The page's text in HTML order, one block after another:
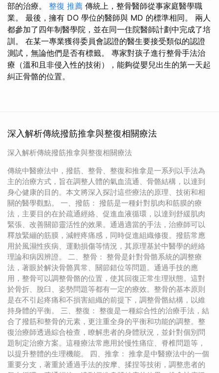
部的治療。 整復 推薦 傳統上，整骨醫師從事家庭醫學職
業。 最後，擁有 DO 學位的醫師與 MD 的標準相同。 兩人
都參加了四年制醫學院，並在同一住院醫師計劃中完成了培
訓。 在某一專業獲得委員會認證的醫生要接受類似的認證
測試，無論他們是否有標籤。 專家對孩子進行整骨手法治
療（溫和且非侵入性的技術），能夠從嬰兒出生的第一天起
糾正骨骼的位置。
深入解析傳統撥筋推拿與整復相關療法
深入解析傳統撥筋推拿與整復相關療法
傳統中醫療法中，撥筋、整骨、整復和推拿是一系列以手法為
主的治療方式，旨在調整人體的氣血流通、骨骼結構，以達到
身心健康的目的。本文將深入探討這些療法的原理、技術和相
關的醫學觀點。 一、撥筋： 撥筋是一種針對肌肉和筋膜的療
法，主要目的在於疏通經絡、促進血液循環，以達到舒緩肌肉
緊張、改善關節靈活性的效果。通過適當的手法，治療師可以
釋放緊繃的筋膜，減輕疼痛感，同時促進組織修復。撥筋常應
用於風濕性疾病、運動損傷等情況，其原理基於中醫學的經絡
理論和病因辨證。 二、整骨： 整骨是針對骨骼系統的調整療
法，著眼於解決骨骼異常、關節錯位等問題。通過手技的應
用，整骨可以調整骨骼的位置，使其回復正常生理狀態。這對
於骨折、脫臼、姿勢問題等都有一定的療效。整骨的基本原則
是在不引起疼痛和不損害組織的前提下，調整骨骼結構，以維
持身體的平衡。 三、整復： 整復是一種綜合性的治療手法，結
合了撥筋和整骨的元素，更注重全身的平衡和功能的調整。整
復治療師透過綜合檢查，瞭解患者的身體狀況，並針對個別問
題制定治療方案。這種療法常應用於慢性痛症、脊椎問題等，
以提升整體的生理機能。 四、推拿： 推拿是中醫療法中的一個
重要分支，著重於通過手法的按摩、揉捏等技術，調整患者的